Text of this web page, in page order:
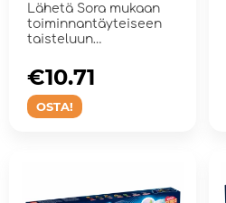
Lähetä Sora mukaan
toiminnantäyteiseen
taisteluun
drakoni-s...
OSTA!
€10.71